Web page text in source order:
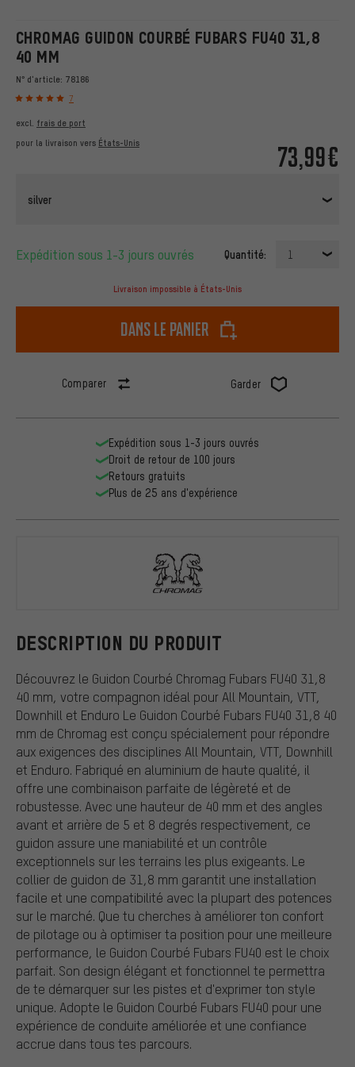
CHROMAG GUIDON COURBÉ FUBARS FU40 31,8
40 MM
N° d'article: 78186
7
73,99€
excl. frais de port
pour la livraison vers États-Unis
silver
Expédition sous 1-3 jours ouvrés Quantité: 1
Livraison impossible à États-Unis
dans le panier
Comparer Garder
DESCRIPTION DU PRODUIT
Découvrez le Guidon Courbé Chromag Fubars FU40 31,8
40 mm, votre compagnon idéal pour All Mountain, VTT,
Downhill et Enduro Le Guidon Courbé Fubars FU40 31,8 40
mm de Chromag est conçu spécialement pour répondre
aux exigences des disciplines All Mountain, VTT, Downhill
et Enduro. Fabriqué en aluminium de haute qualité, il
offre une combinaison parfaite de légèreté et de
robustesse. Avec une hauteur de 40 mm et des angles
avant et arrière de 5 et 8 degrés respectivement, ce
guidon assure une maniabilité et un contrôle
exceptionnels sur les terrains les plus exigeants. Le
collier de guidon de 31,8 mm garantit une installation
facile et une compatibilité avec la plupart des potences
sur le marché. Que tu cherches à améliorer ton confort
de pilotage ou à optimiser ta position pour une meilleure
performance, le Guidon Courbé Fubars FU40 est le choix
parfait. Son design élégant et fonctionnel te permettra
de te démarquer sur les pistes et d'exprimer ton style
unique. Adopte le Guidon Courbé Fubars FU40 pour une
expérience de conduite améliorée et une confiance
accrue dans tous tes parcours.
Expédition sous 1-3 jours ouvrés
Droit de retour de 100 jours
Retours gratuits
Plus de 25 ans d'expérience